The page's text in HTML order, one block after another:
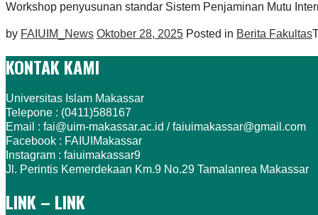
Workshop penyusunan standar Sistem Penjaminan Mutu
by FAIUIM_News Oktober 28, 2025 Posted in Berita Fakultas
KONTAK KAMI
Universitas Islam Makassar
Telepone : (0411)588167
Email : fai@uim-makassar.ac.id / faiuimakassar@gmail.com
Facebook : FAIUIMakassar
Instagram : faiuimakassar9
Jl. Perintis Kemerdekaan Km.9 No.29 Tamalanrea Makassar
LINK – LINK